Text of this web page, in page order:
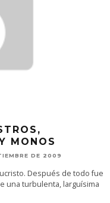
MONOS
DE 2009
Después de todo fue
una turbulenta, larguísima